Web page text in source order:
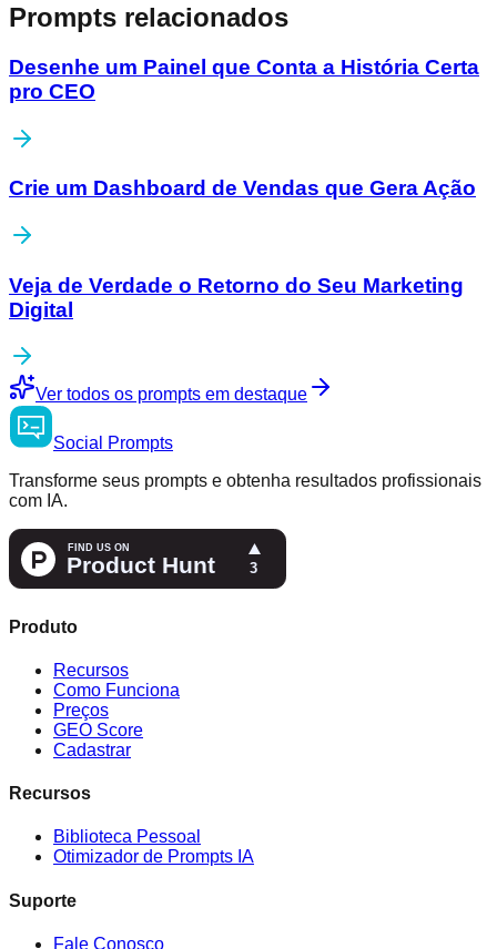
Prompts relacionados
Desenhe um Painel que Conta a História Certa
pro CEO
Crie um Dashboard de Vendas que Gera Ação
Veja de Verdade o Retorno do Seu Marketing
Digital
Ver todos os prompts em destaque
Social
Prompts
Transforme seus prompts e obtenha resultados profissionais
com IA.
Produto
Recursos
Como Funciona
Preços
GEO Score
Cadastrar
Recursos
Biblioteca Pessoal
Otimizador de Prompts IA
Suporte
Fale Conosco